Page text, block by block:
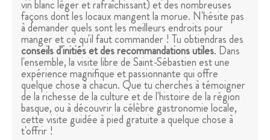
vin blanc léger et rafraîchissant) et des nombreuses
façons dont les locaux mangent la morue. N'hésite pas
à demander quels sont les meilleurs endroits pour
manger et ce qu'il faut commander ! Tu obtiendras des
conseils d'initiés et des recommandations utiles. Dans
l'ensemble, la visite libre de Saint-Sébastien est une
expérience magnifique et passionnante qui offre
quelque chose à chacun. Que tu cherches à témoigner
de la richesse de la culture et de l'histoire de la région
basque, ou à découvrir la célèbre gastronomie locale,
cette visite guidée à pied gratuite a quelque chose à
t'offrir !